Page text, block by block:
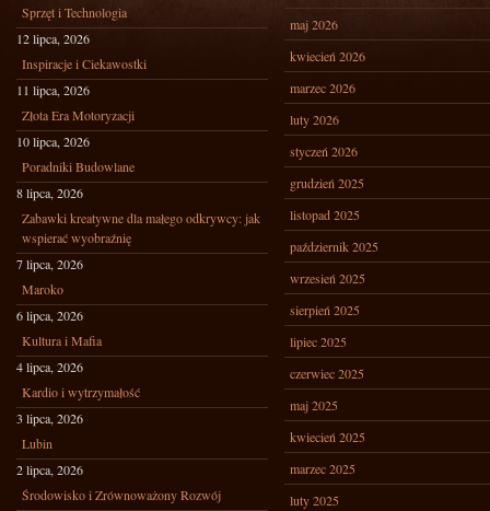
Sprzęt i Technologia
12 lipca, 2026
Inspiracje i Ciekawostki
11 lipca, 2026
Złota Era Motoryzacji
10 lipca, 2026
Poradniki Budowlane
8 lipca, 2026
Zabawki kreatywne dla małego odkrywcy: jak
wspierać wyobraźnię
7 lipca, 2026
Maroko
6 lipca, 2026
Kultura i Mafia
4 lipca, 2026
Kardio i wytrzymałość
3 lipca, 2026
Lubin
2 lipca, 2026
Środowisko i Zrównoważony Rozwój
maj 2026
kwiecień 2026
marzec 2026
luty 2026
styczeń 2026
grudzień 2025
listopad 2025
październik 2025
wrzesień 2025
sierpień 2025
lipiec 2025
czerwiec 2025
maj 2025
kwiecień 2025
marzec 2025
luty 2025